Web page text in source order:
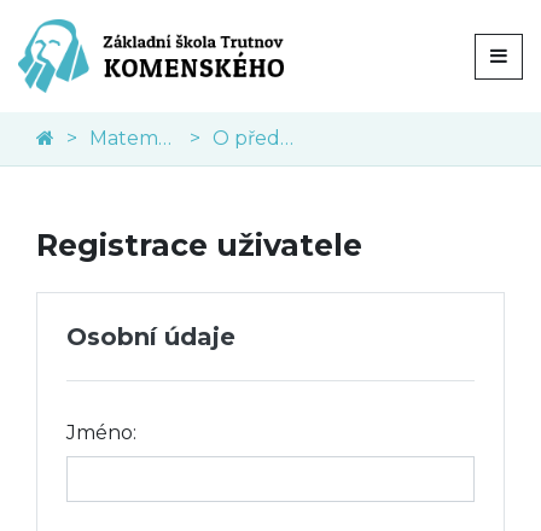
Matematika O předmětu
Registrace uživatele
Osobní údaje
Jméno: